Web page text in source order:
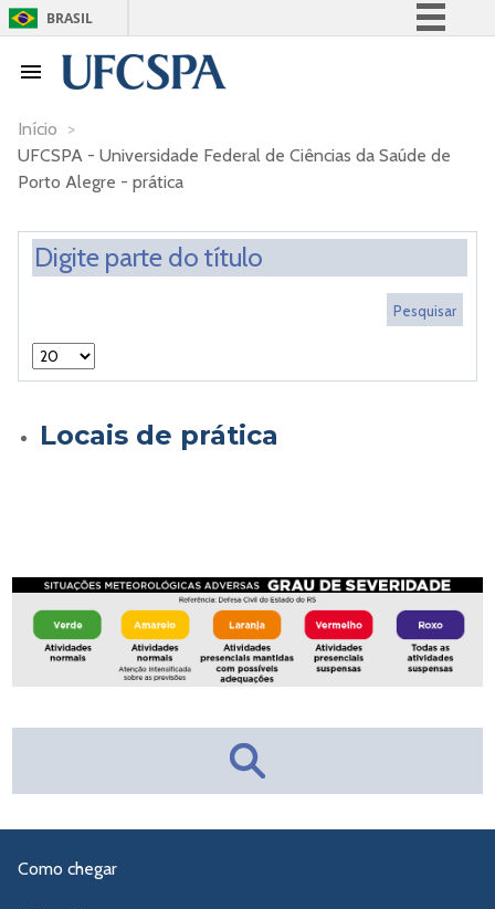
BRASIL
Acesso à informação
Canais
Início >
UFCSPA - Universidade Federal de Ciências da Saúde de
Porto Alegre - prática
Locais de prática
Como chegar